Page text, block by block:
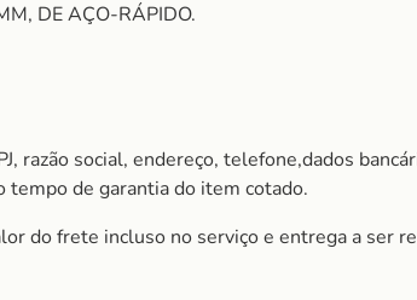
DE AÇO-RÁPIDO.
razão social, endereço, telefone,dados
tempo de garantia do item cotado.
do frete incluso no serviço e entrega a ser